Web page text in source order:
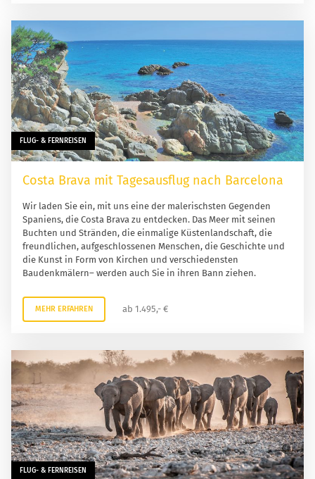
FLUG- & FERNREISEN
Costa Brava mit Tagesausflug nach Barcelona
Wir laden Sie ein, mit uns eine der malerischsten Gegenden
Spaniens, die Costa Brava zu entdecken. Das Meer mit seinen
Buchten und Stränden, die einmalige Küstenlandschaft, die
freundlichen, aufgeschlossenen Menschen, die Geschichte und
die Kunst in Form von Kirchen und verschiedensten
Baudenkmälern– werden auch Sie in ihren Bann ziehen.
MEHR ERFAHREN ab 1.495,- €
FLUG- & FERNREISEN